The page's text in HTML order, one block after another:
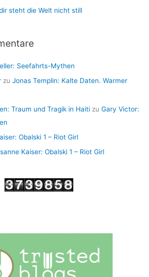
steht die Welt nicht still
Seefahrts-Mythen
zu Jonas Templin: Kalte Daten. Warmer
Traum und Tragik in Haiti zu Gary Victor:
Obalski 1 – Riot Girl
Kaiser: Obalski 1 – Riot Girl